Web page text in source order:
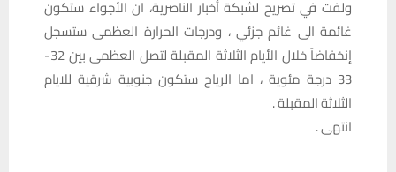
ولفت في تصريح لشبكة أخبار الناصرية، ان الأجواء ستكون
غائمة الى غائم جزئي ، ودرجات الحرارة العظمى ستسجل
إنخفاضاً خلال الأيام الثلاثة المقبلة لتصل العظمى بين 32-
33 درجة مئوية ، اما الرياح ستكون جنوبية شرقية للايام
الثلاثة المقبلة .
انتهى .